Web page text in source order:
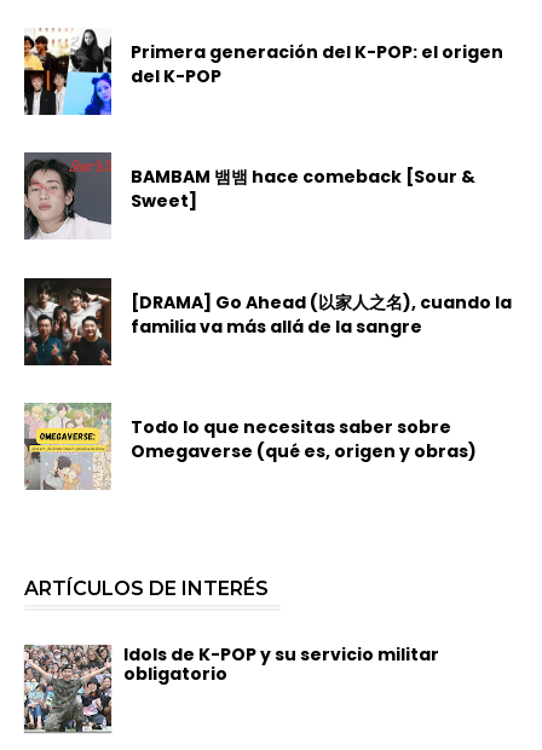
Primera generación del K-POP: el origen
del K-POP
BAMBAM 뱀뱀 hace comeback [Sour &
Sweet]
[DRAMA] Go Ahead (以家人之名), cuando la
familia va más allá de la sangre
Todo lo que necesitas saber sobre
Omegaverse (qué es, origen y obras)
ARTÍCULOS DE INTERÉS
Idols de K-POP y su servicio militar
obligatorio